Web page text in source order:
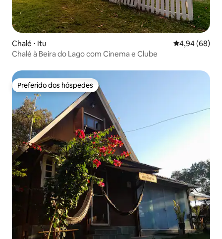
Chalé ⋅ Itu 4,94 de uma
4,94 (68)
Chalé à Beira do Lago com Cinema e Clube
Preferido dos hóspedes
Preferido dos hóspedes